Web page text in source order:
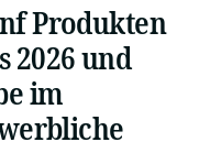
Produkten
2026 und
im